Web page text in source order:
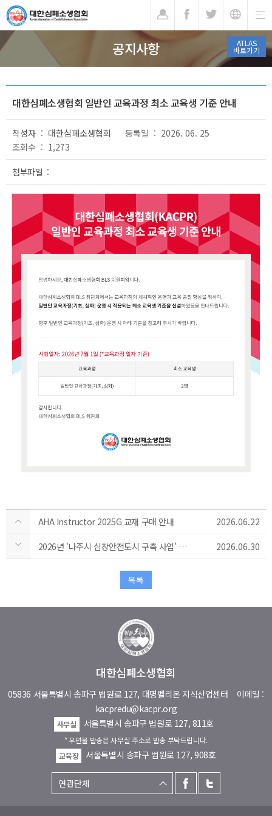
ATLAS
바로가기
공지사항
대한심폐소생협회 일반인 교육과정 최소 교육생 기준 안내
작성자 : 대한심폐소생협회
등록일 : 2026. 06. 25
조회수 : 1,273
첨부파일 :
AHA Instructor 2025G 교재 구매 안내 2026.06.22
2026년 '나주시 심장안전도시 구축 사업' 자동심장충격기 입찰 선정 결과 안내 2026.06.30
목록
대한심폐소생협회
05836 서울특별시 송파구 법원로 127, 대명벨리온 지식산업센터 이메일 :
kacpredu@kacpr.org
사무실 서울특별시 송파구 법원로 127, 811호
* 우편물 발송은 사무실 주소로 발송 부탁드립니다.
교육장
서울특별시 송파구 법원로 127, 908호